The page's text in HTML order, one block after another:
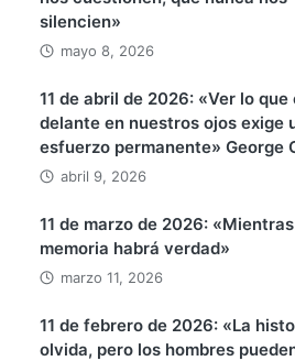
silencien»
mayo 8, 2026
11 de abril de 2026: «Ver lo que
delante en nuestros ojos exige
esfuerzo permanente» George
abril 9, 2026
11 de marzo de 2026:
memoria habrá verdad»
marzo 11, 2026
11 de febrero de 2026: «La
olvida, pero los hombres